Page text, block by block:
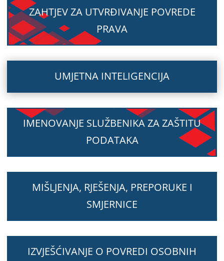
ZAHTJEV ZA UTVRĐIVANJE POVREDE
PRAVA
UMJETNA INTELIGENCIJA
IMENOVANJE SLUŽBENIKA ZA ZAŠTITU
PODATAKA
MIŠLJENJA, RJEŠENJA, PREPORUKE I
SMJERNICE
IZVJEŠĆIVANJE O POVREDI OSOBNIH